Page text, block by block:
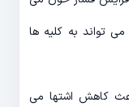
تواند به کلیه ها
کاهش اشتها می